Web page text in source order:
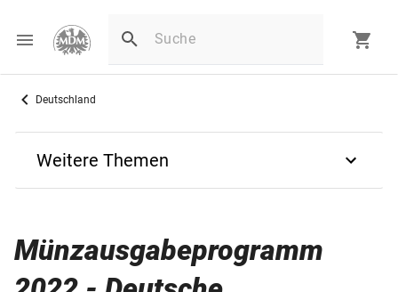
Deutschland
Weitere Themen
Ausgabetermine
Münzausgabeprogramm